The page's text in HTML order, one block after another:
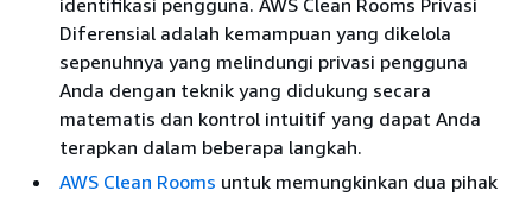
identifikasi pengguna. AWS Clean Rooms Privasi
Diferensial adalah kemampuan yang dikelola
sepenuhnya yang melindungi privasi pengguna
Anda dengan teknik yang didukung secara
matematis dan kontrol intuitif yang dapat Anda
terapkan dalam beberapa langkah.
AWS Clean Rooms untuk memungkinkan dua pihak